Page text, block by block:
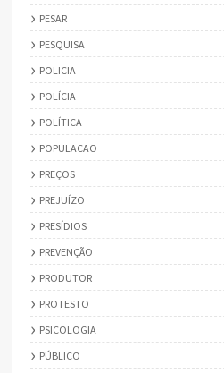
PESAR
PESQUISA
POLICIA
POLÍCIA
POLÍTICA
POPULACAO
PREÇOS
PREJUÍZO
PRESÍDIOS
PREVENÇÃO
PRODUTOR
PROTESTO
PSICOLOGIA
PÚBLICO